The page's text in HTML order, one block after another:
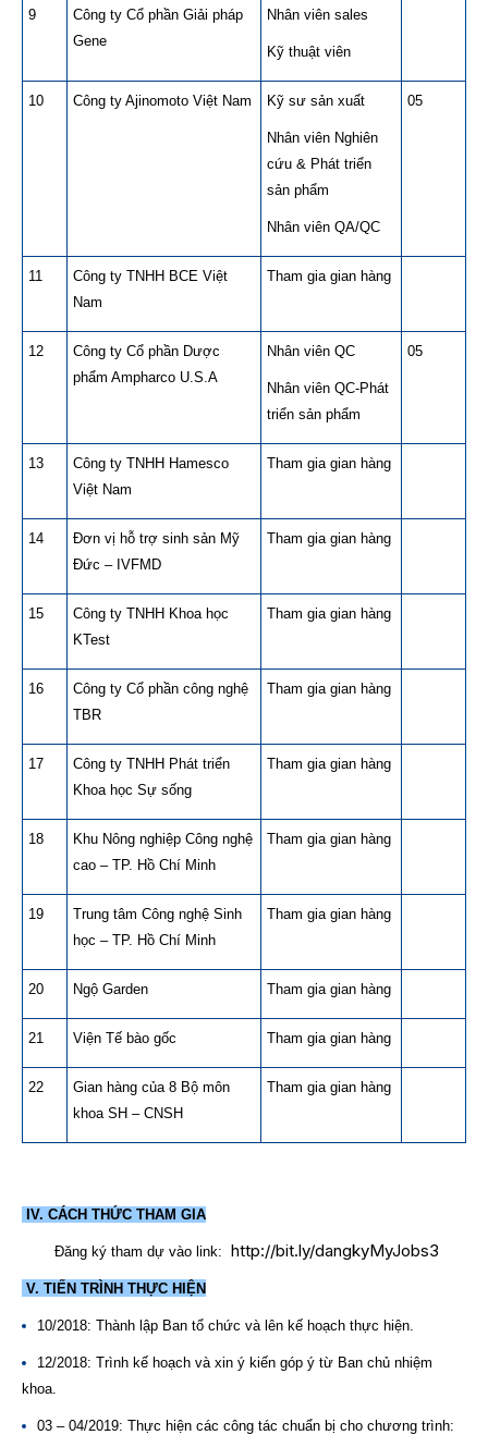
9
Công ty Cổ phần Giải pháp
Gene
Nhân viên sales
Kỹ thuật viên
10 Công ty Ajinomoto Việt Nam Kỹ sư sản xuất
Nhân viên Nghiên
cứu & Phát triển
sản phẩm
Nhân viên QA/QC
05
11
Công ty TNHH BCE Việt
Nam
Tham gia gian hàng
12
Công ty Cổ phần Dược
phẩm Ampharco U.S.A
Nhân viên QC
Nhân viên QC-Phát
triển sản phẩm
05
13
Công ty TNHH Hamesco
Việt Nam
Tham gia gian hàng
14
Đơn vị hỗ trợ sinh sản Mỹ
Đức – IVFMD
Tham gia gian hàng
15
Công ty TNHH Khoa học
KTest
Tham gia gian hàng
16
Công ty Cổ phần công nghệ
TBR
Tham gia gian hàng
17
Công ty TNHH Phát triển
Khoa học Sự sống
Tham gia gian hàng
18
Khu Nông nghiệp Công nghệ
cao – TP. Hồ Chí Minh
Tham gia gian hàng
19
Trung tâm Công nghệ Sinh
học – TP. Hồ Chí Minh
Tham gia gian hàng
20 Ngộ Garden Tham gia gian hàng
21 Viện Tế bào gốc Tham gia gian hàng
22
Gian hàng của 8 Bộ môn
khoa SH – CNSH
Tham gia gian hàng
IV. CÁCH THỨC THAM GIA
Đăng ký tham dự vào link: http://bit.ly/dangkyMyJobs3
V. TIẾN TRÌNH THỰC HIỆN
10/2018: Thành lập Ban tổ chức và lên kế hoạch thực hiện.
12/2018: Trình kế hoạch và xin ý kiến góp ý từ Ban chủ nhiệm
khoa.
03 – 04/2019: Thực hiện các công tác chuẩn bị cho chương trình: